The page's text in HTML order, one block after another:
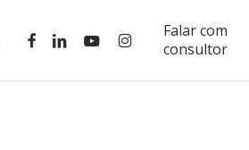
Falar com
consultor
facebooklinkedinyoutubeinstagram